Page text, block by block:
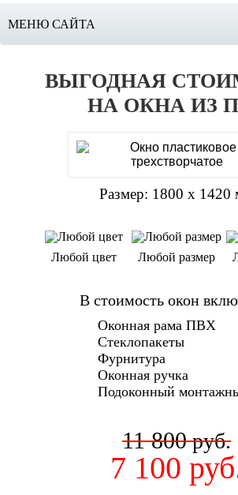
МЕНЮ САЙТА
ВЫГОДНАЯ
НА ОКНА ИЗ
Размер: 1800 х 1420
Любой цвет Любой размер
В стоимость окон
Оконная рама ПВХ
Стеклопакеты
Фурнитура
Оконная ручка
Подоконный
11 800руб.
7 100